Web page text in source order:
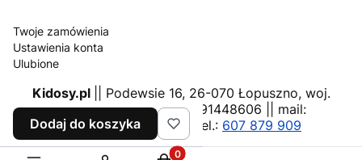
Twoje zamówienia
Ustawienia konta
Ulubione
Kidosy.pl
|| Podewsie 16, 26-070 Łopuszno, woj.
świętokrzyskie, NIP: 9591448606 || mail:
pawlopol@gmail.com
tel.: 607 879 909
Dodaj do koszyka